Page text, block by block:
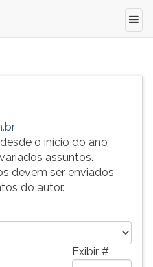
o início do ano
assuntos.
devem ser enviados
do autor.
Exibir #